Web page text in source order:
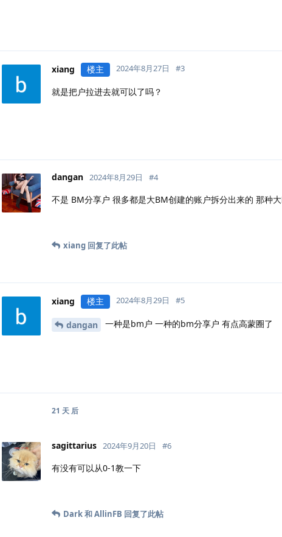
xiang 楼主 2024年8月27日 #3
就是把户拉进去就可以了吗？
dangan 2024年8月29日 #4
不是 BM分享户 很多都是大BM创建的账户拆分出来的 那种
xiang 回复了此帖
xiang 楼主 2024年8月29日 #5
dangan 一种是bm户 一种的bm分享户 有点高蒙圈了
21 天 后
sagittarius 2024年9月20日 #6
有没有可以从0-1教一下
Dark和AllinFB 回复了此帖